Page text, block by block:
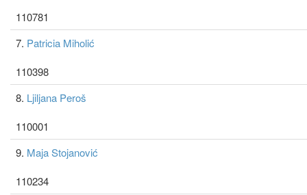
110781
7. Patricia Miholić
110398
8. Ljiljana Peroš
110001
9. Maja Stojanović
110234